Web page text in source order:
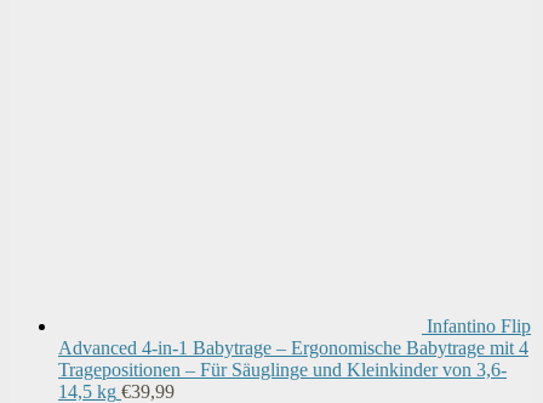
Infantino Flip
Advanced 4-in-1 Babytrage – Ergonomische Babytrage mit 4
Tragepositionen – Für Säuglinge und Kleinkinder von 3,6-
14,5 kg €39,99